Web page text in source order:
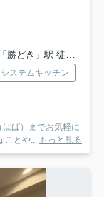
き」駅 徒歩12分
システムキッチン
ば）までお気軽に
安なことや... もっと見る